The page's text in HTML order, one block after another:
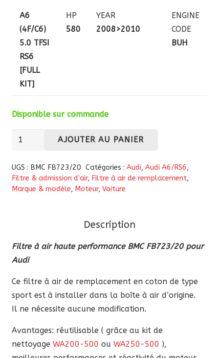
A6
(4F/C6)
5.0 TFSI
RS6
[FULL
KIT]
HP
580
YEAR
2008>2010
ENGINE
CODE
BUH
Disponible sur commande
quantité
Filtre
à
air
FB723/20
pour
AJOUTER AU PANIER
UGS : BMC FB723/20 Catégories : Audi, Audi A6/RS6,
Filtre & admission d'air, Filtre à air de remplacement,
Marque & modèle, Moteur, Voiture
Description
Filtre à air haute performance BMC FB723/20 pour
Audi
Ce filtre à air de remplacement en coton de type
sport est à installer dans la boîte à air d’origine.
Il ne nécessite aucune modification.
Avantages: réutilisable ( grâce au kit de
nettoyage WA200-500 ou WA250-500 ),